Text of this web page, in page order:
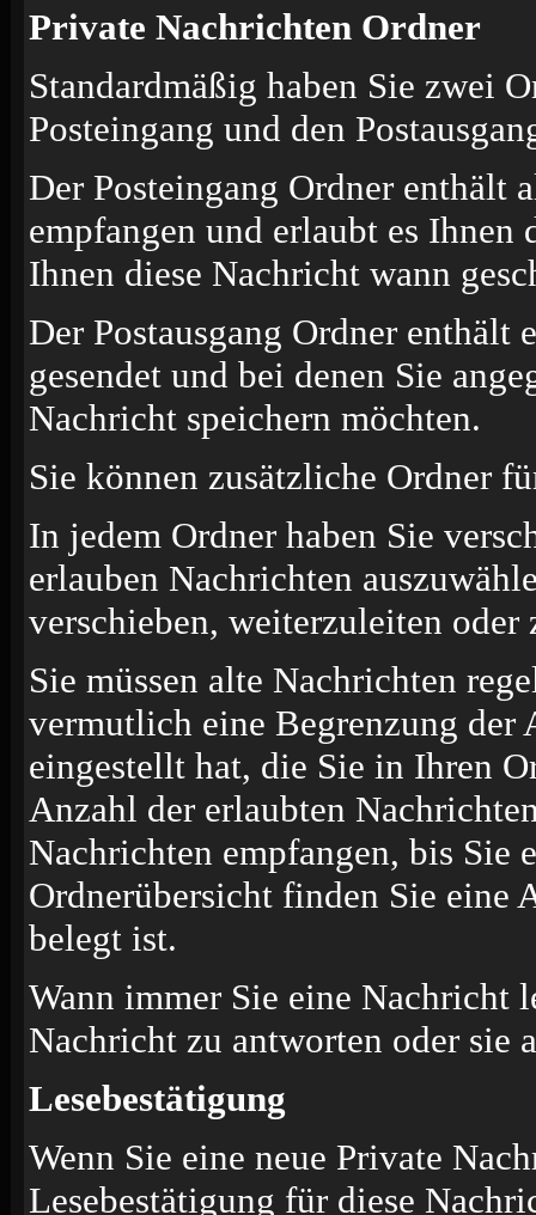
Private Nachrichten Ordner
Standardmäßig haben Sie zwei
Posteingang und den
Der Posteingang Ordner enthält
empfangen und erlaubt es Ihnen
Ihnen diese Nachricht wann
Der Postausgang Ordner
gesendet und bei denen Sie
Nachricht speichern möchten.
Sie können zusätzliche Ordner
In jedem Ordner haben Sie
erlauben Nachrichten
verschieben, weiterzuleiten oder
Sie müssen alte Nachrichten
vermutlich eine Begrenzung der
eingestellt hat, die Sie in Ihren
Anzahl der erlaubten
Nachrichten empfangen, bis Sie
Ordnerübersicht finden Sie eine
belegt ist.
Wann immer Sie eine Nachricht
Nachricht zu antworten oder sie
Lesebestätigung
Wenn Sie eine neue Private
Lesebestätigung für diese